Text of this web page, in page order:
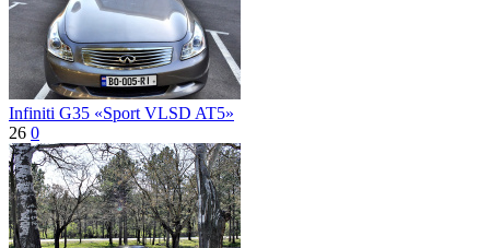
Infiniti G35 «Sport VLSD AT5»
26 0